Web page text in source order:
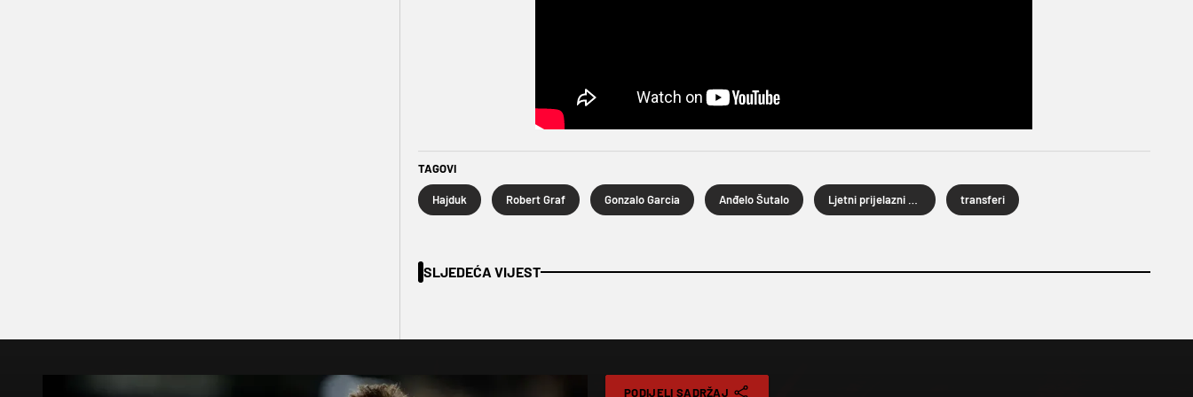
TAGOVI
Hajduk Robert Graf Gonzalo Garcia Anđelo Šutalo transferi
SLJEDEĆA VIJEST
PODIJELI SADRŽAJ